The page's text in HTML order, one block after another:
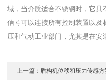
域，当介质适合不锈钢时，它具
信号可以连接所有控制装置以及
压和气动工业部门，尤其是在安
上一篇： 盾构机位移和压力传感方